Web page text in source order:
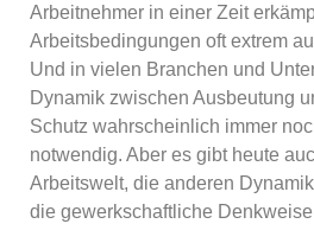
Arbeitnehmer in einer Zeit
Arbeitsbedingungen oft extrem
Und in vielen Branchen und
Dynamik zwischen Ausbeutung
Schutz wahrscheinlich immer
notwendig. Aber es gibt heute
Arbeitswelt, die anderen
die gewerkschaftliche